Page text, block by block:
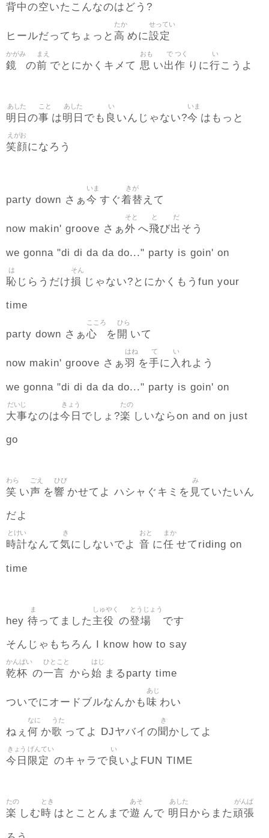
背中の空いたこんなのはどう?
ヒールだってちょっと 高
たか
めに設定
せってい
鏡
かがみ
の前
まえ
でとにかくキメて 思
おも
い出
で
作
つく
りに行
い
こうよ
明日
あした
の事
こと
は明日
あした
でも 良
い
いんじゃない?今
いま
はもっと
笑顔
えがお
になろう
party down さぁ今
いま
すぐ着替
きが
えて
now makin' groove さぁ外
そと
へ飛
と
び出
だ
そう
we gonna "di di da da do..." party is goin' on
恥
は
じらうだけ損
そん
じゃない?とにかくもうfun your
time
party down さぁ心
こころ
を 開
ひら
いて
now makin' groove さぁ羽
はね
を手
て
に 入
い
れよう
we gonna "di di da da do..." party is goin' on
大事
だいじ
なのは今日
きょう
でしょ?楽
たの
しいならon and on just
go
笑
わら
い声
ごえ
を響
ひび
かせてよ ハシャぐキミを 見
み
ていたいん
だよ
時計
とけい
なんて気
き
にしないでよ 音
おと
に任
まか
せてriding on
time
hey 待
ま
ってました 主役
しゅやく
の登場
とうじょう
です
そんじゃもちろん I know how to say
乾杯
かんぱい
の一言
ひとこと
から始
はじ
まるparty time
ついでにオードブルなんかも味
あじ
わい
ねぇ 何
なに
か歌
うた
ってよ DJヤバイの聞
き
かしてよ
今日
きょう
限定
げんてい
のキャラで良
い
いよFUN TIME
楽
たの
しむ時
とき
はとことんまで遊
あそ
んで 明日
あした
からまた頑張
がんば